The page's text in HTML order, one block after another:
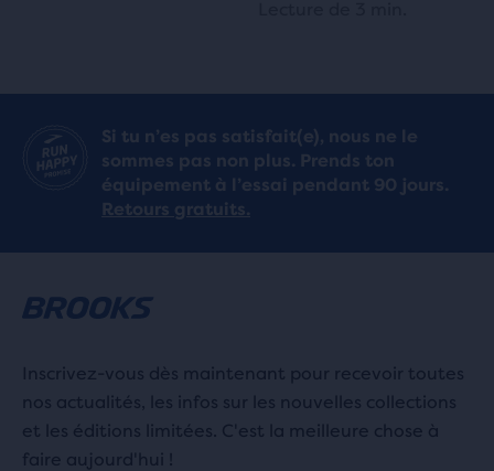
Si tu n’es pas satisfait(e), nous ne le
sommes pas non plus. Prends ton
équipement à l’essai pendant 90 jours.
Retours gratuits.
Inscrivez-vous dès maintenant pour recevoir toutes
nos actualités, les infos sur les nouvelles collections
et les éditions limitées. C'est la meilleure chose à
faire aujourd'hui !